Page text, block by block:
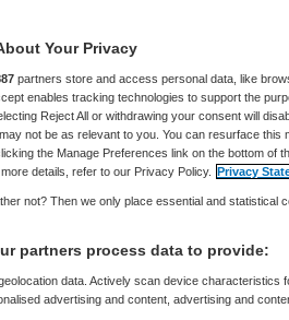
Your Privacy
partners store and access personal data, like
enables tracking technologies to support the
Reject All or withdrawing your consent will
not be as relevant to you. You can resurface
the Manage Preferences link on the bottom of
details, refer to our Privacy Policy. Privacy
not? Then we only place essential and statistical
partners process data to provide:
data. Actively scan device characteristics
advertising and content, advertising and